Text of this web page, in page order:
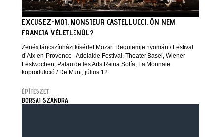
EXCUSEZ-MOI, MONSIEUR CASTELLUCCI, ÖN NEM
FRANCIA VÉLETLENÜL?
Zenés táncszínházi kísérlet Mozart Requiemje nyomán / Festival
d’Aix-en-Provence - Adelaide Festival, Theater Basel, Wiener
Festwochen, Palau de les Arts Reina Sofía, La Monnaie
koprodukció / De Munt, július 12.
ÉPÍTÉSZET
BORSAI SZANDRA